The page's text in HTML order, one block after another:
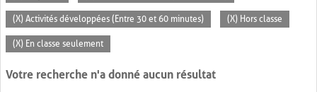
(X) Activités développées (Entre 30 et 60 minutes) (X) Hors classe
(X) En classe seulement
Votre recherche n'a donné aucun résultat